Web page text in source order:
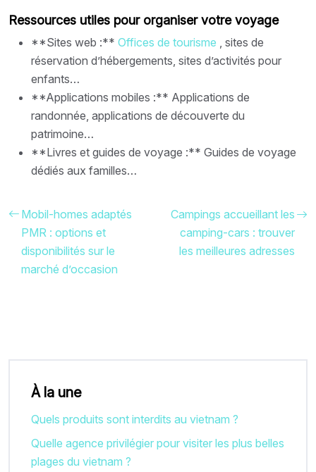
Ressources utiles pour organiser votre voyage
**Sites web :** Offices de tourisme
, sites de
réservation d’hébergements, sites d’activités pour
enfants…
**Applications mobiles :** Applications de
randonnée, applications de découverte du
patrimoine…
**Livres et guides de voyage :** Guides de voyage
dédiés aux familles…
Mobil-homes adaptés
PMR : options et
disponibilités sur le
marché d’occasion
Campings accueillant les
camping-cars : trouver
les meilleures adresses
À la une
Quels produits sont interdits au vietnam ?
Quelle agence privilégier pour visiter les plus belles
plages du vietnam ?